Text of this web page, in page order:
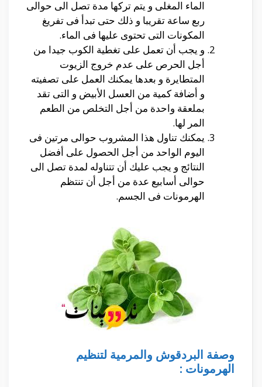
الماء المغلى و يتم تركها مدة تصل الى حوالى
ربع ساعة تقريبا و ذلك حتى تبدأ فى تفريغ
المكونات التى تحتوى عليها فى الماء.
و يجب أن تعمل على تغطية الكوب جيدا من
أجل الحرص على عدم خروج الزيوت
المتطايرة و بعدها يمكنك العمل على تصفيته
و أضافة كمية من العسل الأبيض و التى تقد
بملعقة واحدة من أجل التخلص من الطعم
المر لها.
يمكنك تناول هذا المشروب حوالى مرتين فى
اليوم الواحد من أجل الحصول على أفضل
النتائج و يجب عليك أن تتناوله لمدة تصل الى
حوالى أسابيع عدة من أجل أن تنتظم
الهرمونات فى الجسم.
وصفة البردقوش والمرمية لتنظيم
الهرمونات :